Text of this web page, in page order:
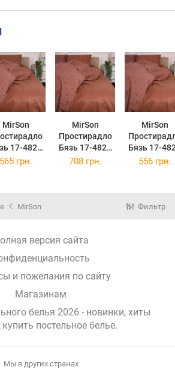
MirSon
17-4827
MirSon
Простирадло
Бязь 17-4827
Gwendoline
MirSon
Бязь 17-
565 грн. 708 грн. 556 грн.
MirSon Фильтр
версия сайта
и пожелания по сайту
Магазинам
белья 2026 - новинки, хиты
купить постельное белье.
Мы в других странах